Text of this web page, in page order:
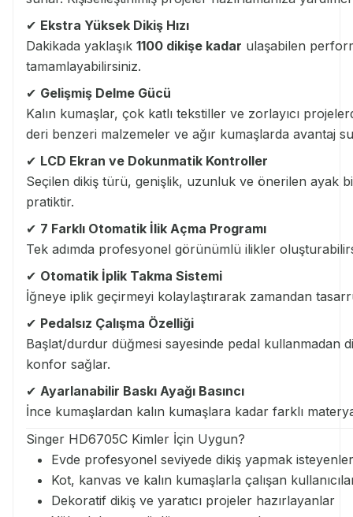
✔ Ekstra Yüksek Dikiş Hızı
Dakikada yaklaşık 1100 dikişe kadar ulaşabilen
tamamlayabilirsiniz.
✔ Gelişmiş Delme Gücü
Kalın kumaşlar, çok katlı tekstiller ve zorlayıcı
deri benzeri malzemeler ve ağır kumaşlarda avantaj
✔ LCD Ekran ve Dokunmatik Kontroller
Seçilen dikiş türü, genişlik, uzunluk ve önerilen ayak
pratiktir.
✔ 7 Farklı Otomatik İlik Açma Programı
Tek adımda profesyonel görünümlü ilikler
✔ Otomatik İplik Takma Sistemi
İğneye iplik geçirmeyi kolaylaştırarak zamandan
✔ Pedalsız Çalışma Özelliği
Başlat/durdur düğmesi sayesinde pedal kullanmadan
konfor sağlar.
✔ Ayarlanabilir Baskı Ayağı Basıncı
İnce kumaşlardan kalın kumaşlara kadar farklı
Singer HD6705C Kimler İçin Uygun?
Evde profesyonel seviyede dikiş yapmak isteyenler
Kot, kanvas ve kalın kumaşlarla çalışan
Dekoratif dikiş ve yaratıcı projeler hazırlayanlar